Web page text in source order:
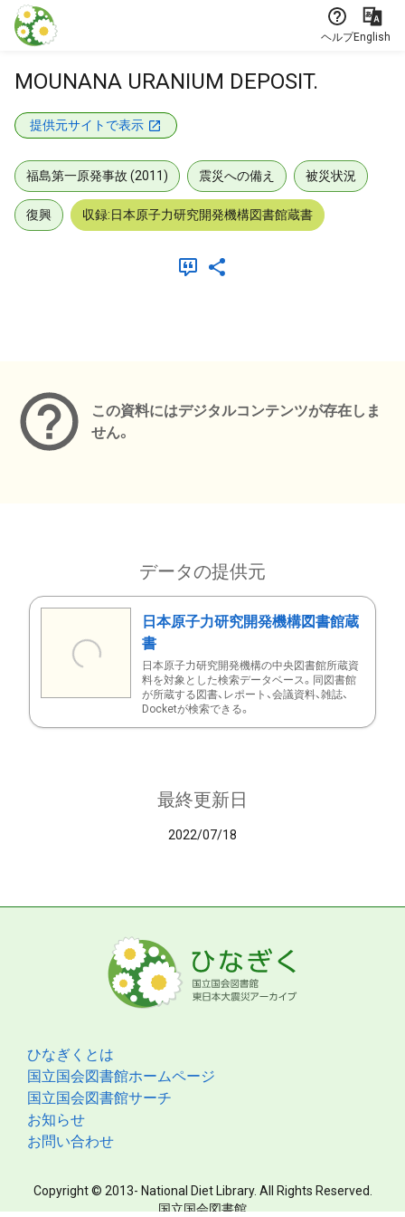
本文に飛ぶ
ヘルプEnglish
MOUNANA URANIUM DEPOSIT.
提供元サイトで表示
福島第一原発事故 (2011) 震災への備え 被災状況
復興 収録:日本原子力研究開発機構図書館蔵書
この資料にはデジタルコンテンツが存在しま
せん。
データの提供元
日本原子力研究開発機構図書館蔵
書
日本原子力研究開発機構の中央図書館所蔵資
料を対象とした検索データベース。同図書館
が所蔵する図書、レポート、会議資料、雑誌、
Docketが検索できる。
最終更新日
2022/07/18
ひなぎくとは
国立国会図書館ホームページ
国立国会図書館サーチ
お知らせ
お問い合わせ
Copyright © 2013- National Diet Library. All Rights Reserved.